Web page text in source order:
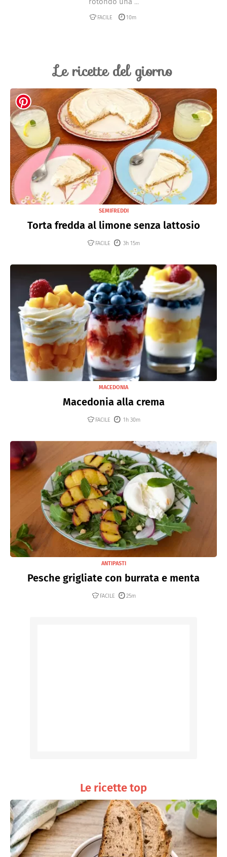
FACILE 10m
Le ricette del giorno
SEMIFREDDI
Torta fredda al limone senza lattosio
FACILE 3h 15m
MACEDONIA
Macedonia alla crema
FACILE 1h 30m
ANTIPASTI
Pesche grigliate con burrata e menta
FACILE 25m
Le ricette top